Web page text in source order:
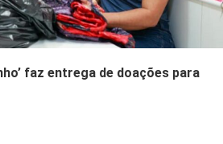
faz entrega de doações para